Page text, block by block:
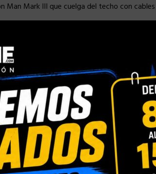
Man Mark III que cuelga del techo con
de la sexta escala de Iron Man Mark III
base a la imagen del Iron Man Mark III
que se conectan a la armadura;
especialmente diseñada.
tu taller!